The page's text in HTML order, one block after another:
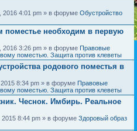
2016 4:01 pm » в форуме Обустройство
поместье необходим в первую
2016 3:26 pm » в форуме Правовые
поместью. Защита против клеветы
родового поместья в
8:34 pm » в форуме Правовые
поместью. Защита против клеветы
Чеснок. Имбирь. Реальное
2015 8:44 pm » в форуме Здоровый образ